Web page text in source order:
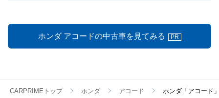
ホンダ アコードの中古車を見てみる PR
CARPRIMEトップ ホンダ アコード ホンダ「アコード